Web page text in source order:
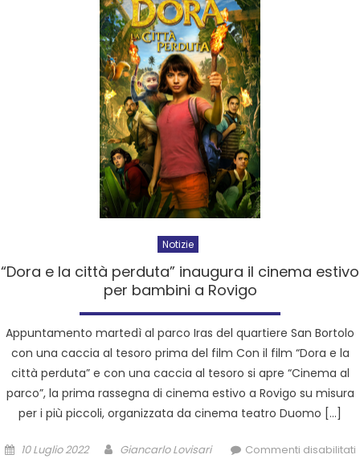
Notizie
“Dora e la città perduta” inaugura il cinema estivo
per bambini a Rovigo
Appuntamento martedì al parco Iras del quartiere San Bortolo
con una caccia al tesoro prima del film Con il film “Dora e la
città perduta” e con una caccia al tesoro si apre “Cinema al
parco”, la prima rassegna di cinema estivo a Rovigo su misura
per i più piccoli, organizzata da cinema teatro Duomo […]
10 Luglio 2022 Giancarlo Lovisari Commenti disabilitati